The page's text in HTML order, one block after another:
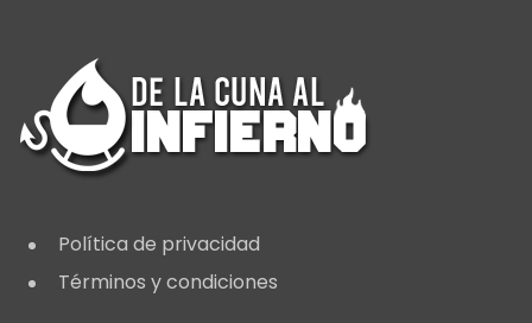
Política de privacidad
Términos y condiciones